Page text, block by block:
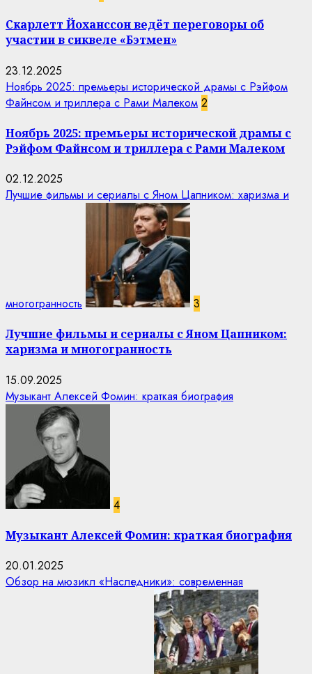
Скарлетт Йоханссон ведёт переговоры об
участии в сиквеле «Бэтмен»
23.12.2025
Ноябрь 2025: премьеры исторической драмы с Рэйфом
Файнсом и триллера с Рами Малеком 2
Ноябрь 2025: премьеры исторической драмы с
Рэйфом Файнсом и триллера с Рами Малеком
02.12.2025
Лучшие фильмы и сериалы с Яном Цапником: харизма и
многогранность 3
Лучшие фильмы и сериалы с Яном Цапником:
харизма и многогранность
15.09.2025
Музыкант Алексей Фомин: краткая биография
4
Музыкант Алексей Фомин: краткая биография
20.01.2025
Обзор на мюзикл «Наследники»: современная